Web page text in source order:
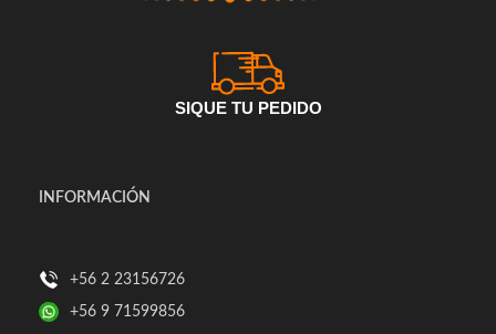
SIQUE TU PEDIDO
INFORMACIÓN
+56 2 23156726
+56 9 71599856